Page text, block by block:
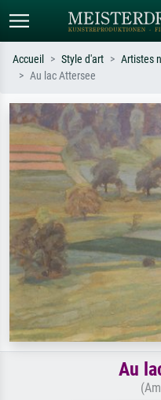
Recherchez par artiste, titre ou style
ex. Monet, Nuit étoilée,
impressionnisme, vague de Hokusai,
nu.
Accueil Style d'art Artistes
Au lac Attersee
Au